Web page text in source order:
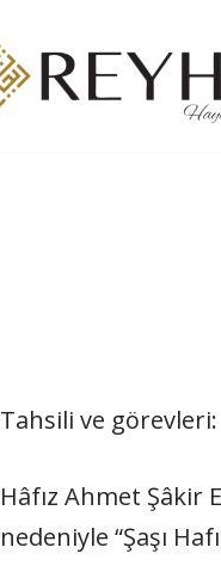
Tahsili ve görevleri:
Hâfız Ahmet Şâkir
nedeniyle “Şaşı